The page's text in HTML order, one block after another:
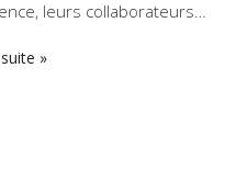
leurs collaborateurs…